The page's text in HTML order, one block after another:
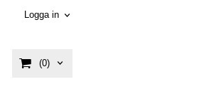
Logga in
(0)